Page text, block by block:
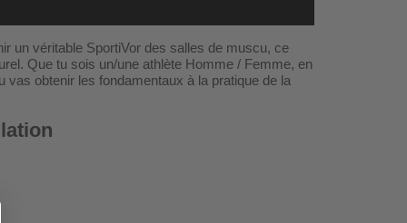
un véritable SportiVor des salles de muscu, ce
Que tu sois un/une athlète Homme / Femme, en
obtenir les fondamentaux à la pratique de la